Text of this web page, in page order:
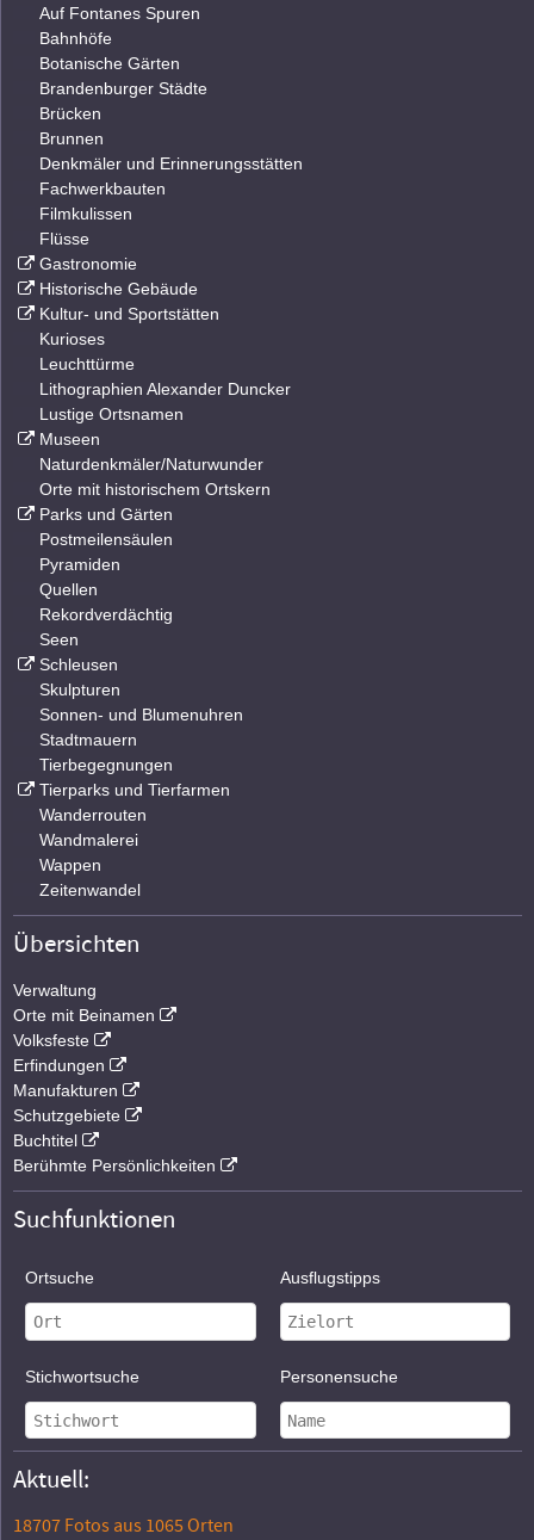
Auf Fontanes Spuren
Bahnhöfe
Botanische Gärten
Brandenburger Städte
Brücken
Brunnen
Denkmäler und Erinnerungsstätten
Fachwerkbauten
Filmkulissen
Flüsse
Gastronomie
Historische Gebäude
Kultur- und Sportstätten
Kurioses
Leuchttürme
Lithographien Alexander Duncker
Lustige Ortsnamen
Museen
Naturdenkmäler/Naturwunder
Orte mit historischem Ortskern
Parks und Gärten
Postmeilensäulen
Pyramiden
Quellen
Rekordverdächtig
Seen
Schleusen
Skulpturen
Sonnen- und Blumenuhren
Stadtmauern
Tierbegegnungen
Tierparks und Tierfarmen
Wanderrouten
Wandmalerei
Wappen
Zeitenwandel
Übersichten
Verwaltung
Orte mit Beinamen
Volksfeste
Erfindungen
Manufakturen
Schutzgebiete
Buchtitel
Berühmte Persönlichkeiten
Suchfunktionen
Ortsuche Ausflugstipps
Stichwortsuche Personensuche
Aktuell:
18707 Fotos aus 1065 Orten